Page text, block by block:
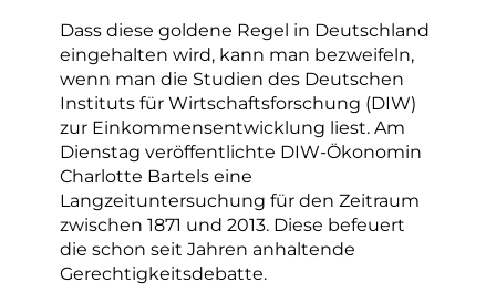
Dass diese goldene Regel in Deutschland
eingehalten wird, kann man bezweifeln,
wenn man die Studien des Deutschen
Instituts für Wirtschaftsforschung (DIW)
zur Einkommensentwicklung liest. Am
Dienstag veröffentlichte DIW-Ökonomin
Charlotte Bartels eine
Langzeituntersuchung für den Zeitraum
zwischen 1871 und 2013. Diese befeuert
die schon seit Jahren anhaltende
Gerechtigkeitsdebatte.